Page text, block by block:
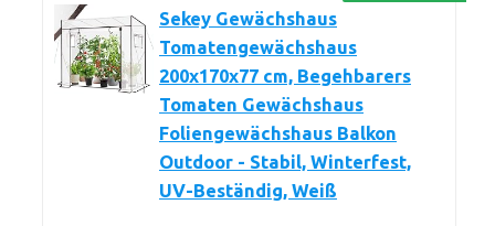
Sekey Gewächshaus
Tomatengewächshaus
200x170x77 cm, Begehbarers
Tomaten Gewächshaus
Foliengewächshaus Balkon
Outdoor - Stabil, Winterfest,
UV-Beständig, Weiß